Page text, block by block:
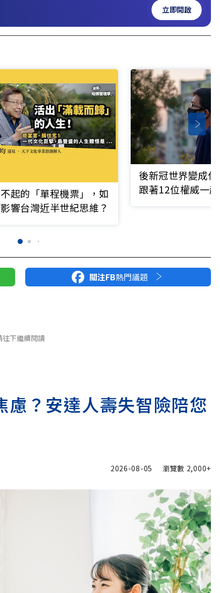
立即開啟
起的「單程機票」，如
響台灣近半世紀思維？
後新冠世界變成
跟著12位權威一
關注FB熱門議題
往下繼續閱讀
慮？安達人壽失智險陪您
2026-08-05 瀏覽數 2,000+